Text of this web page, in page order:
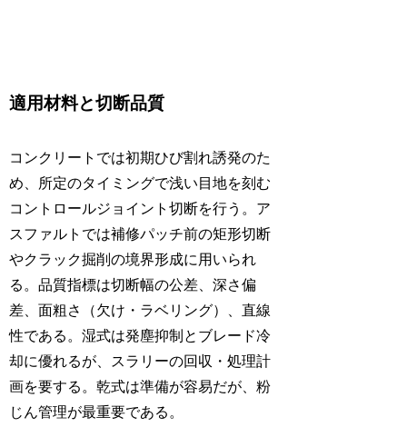
適用材料と切断品質
コンクリートでは初期ひび割れ誘発のた
め、所定のタイミングで浅い目地を刻む
コントロールジョイント切断を行う。ア
スファルトでは補修パッチ前の矩形切断
やクラック掘削の境界形成に用いられ
る。品質指標は切断幅の公差、深さ偏
差、面粗さ（欠け・ラベリング）、直線
性である。湿式は発塵抑制とブレード冷
却に優れるが、スラリーの回収・処理計
画を要する。乾式は準備が容易だが、粉
じん管理が最重要である。